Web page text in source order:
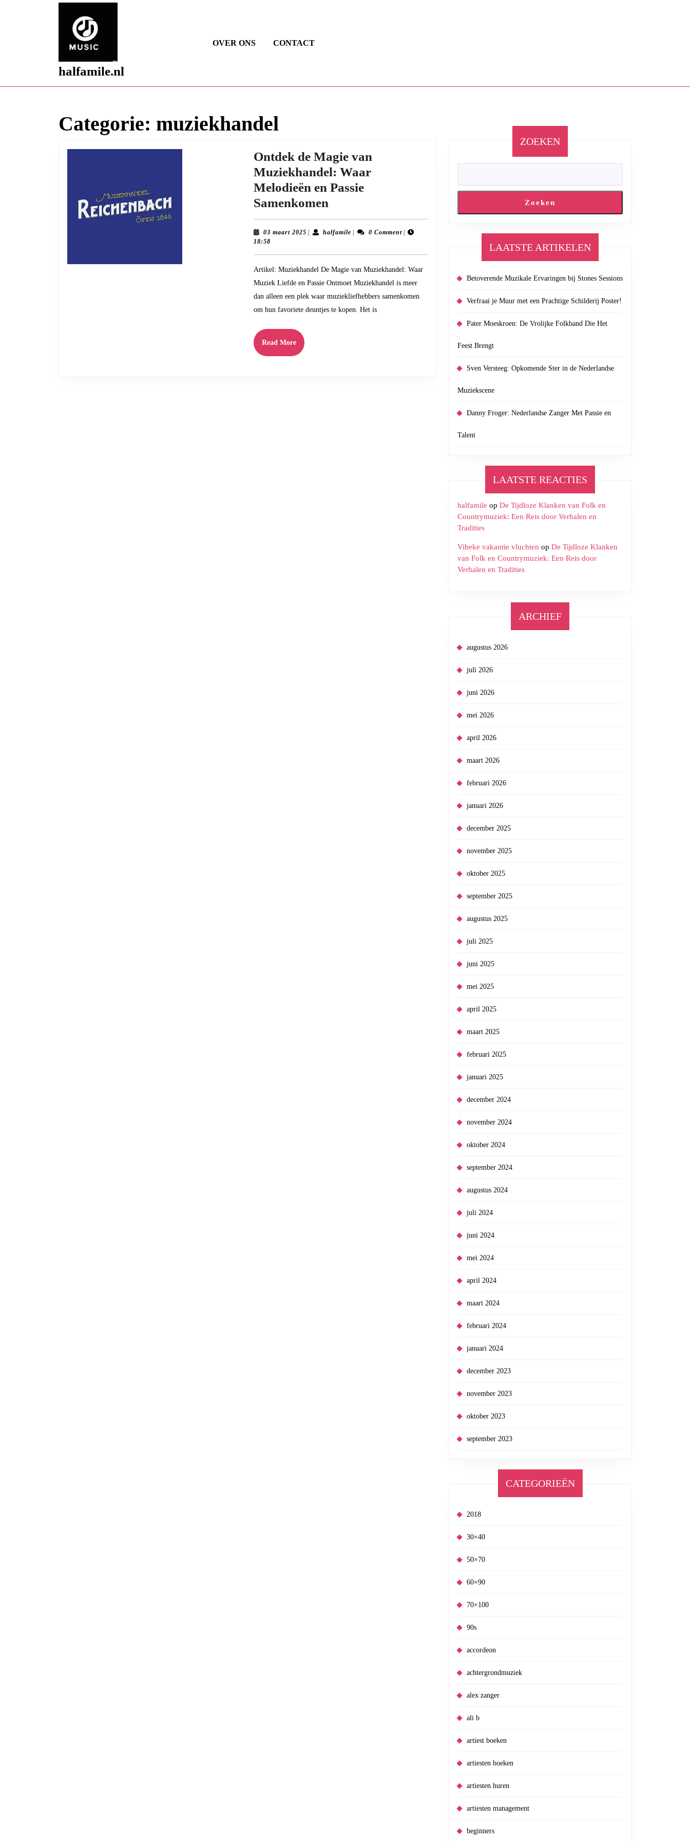
halfamile.nl
OVER ONS CONTACT
Categorie: muziekhandel
Ontdek de Magie van
Muziekhandel: Waar
Melodieën en Passie
Samenkomen
de
Magie
Muziekhandel:
Waar
Melodieën
en
03 maart 2025 03
halfamilehalfamile0 Comment
18:58
Artikel: Muziekhandel De Magie van Muziekhandel: Waar
Muziek Liefde en Passie Ontmoet Muziekhandel is meer
dan alleen een plek waar muziekliefhebbers samenkomen
om hun favoriete deuntjes te kopen. Het is
Read MoreRead
More
ZOEKEN
Zoeken
LAATSTE ARTIKELEN
Betoverende Muzikale Ervaringen bij Stones Sessions
Verfraai je Muur met een Prachtige Schilderij Poster!
Pater Moeskroen: De Vrolijke Folkband Die Het
Feest Brengt
Sven Versteeg: Opkomende Ster in de Nederlandse
Muziekscene
Danny Froger: Nederlandse Zanger Met Passie en
Talent
LAATSTE REACTIES
halfamile op De Tijdloze Klanken van Folk en
Countrymuziek: Een Reis door Verhalen en
Tradities
Vibeke vakantie vluchten op De Tijdloze Klanken
van Folk en Countrymuziek: Een Reis door
Verhalen en Tradities
ARCHIEF
augustus 2026
juli 2026
juni 2026
mei 2026
april 2026
maart 2026
februari 2026
januari 2026
december 2025
november 2025
oktober 2025
september 2025
augustus 2025
juli 2025
juni 2025
mei 2025
april 2025
maart 2025
februari 2025
januari 2025
december 2024
november 2024
oktober 2024
september 2024
augustus 2024
juli 2024
juni 2024
mei 2024
april 2024
maart 2024
februari 2024
januari 2024
december 2023
november 2023
oktober 2023
september 2023
CATEGORIEËN
2018
30×40
50×70
60×90
70×100
90s
accordeon
achtergrondmuziek
alex zanger
ali b
artiest boeken
artiesten boeken
artiesten huren
artiesten management
beginners